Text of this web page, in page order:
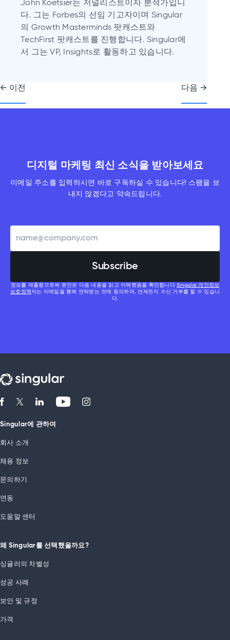
John Koetsier는 저널리스트이자 분석가입니
다. 그는 Forbes의 선임 기고자이며 Singular
의 Growth Masterminds 팟캐스트와
TechFirst 팟캐스트를 진행합니다. Singular에
서 그는 VP, Insights로 활동하고 있습니다.
글
비
← 이전 다음 →
디지털 마케팅 최신 소식을 받아보세요
이메일 주소를 입력하시면 바로 구독하실 수 있습니다! 스팸을 보
내지 않겠다고 약속드립니다.
정보를 제출함으로써 본인은 다음 내용을 읽고 이해했음을 확인합니다 Singular 개인정보
보호정책 저는 이메일을 통해 연락받는 것에 동의하며, 언제든지 수신 거부를 할 수 있습니
다.
Singular에 관하여
회사 소개
채용 정보
문의하기
연동
도움말 센터
왜 Singular를 선택했을까요?
싱귤러의 차별성
성공 사례
보안 및 규정
가격